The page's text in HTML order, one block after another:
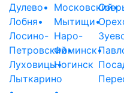
Дулево•
Лобня•
Лосино-
Петровский•
Луховицы•
Лыткарино
Московский•
Мытищи•
Наро-
Фоминск•
Ногинск